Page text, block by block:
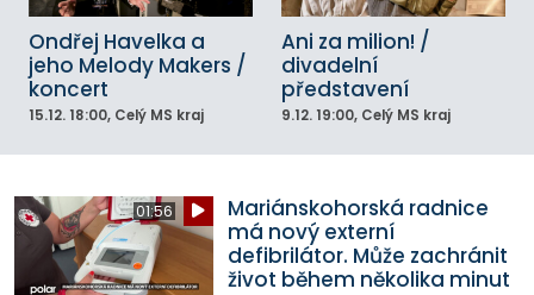
Ondřej Havelka a
jeho Melody Makers /
koncert
15.12. 18:00, Celý MS kraj
Ani za milion! /
divadelní
představení
9.12. 19:00, Celý MS kraj
01:56
Mariánskohorská radnice
má nový externí
defibrilátor. Může zachránit
život během několika minut